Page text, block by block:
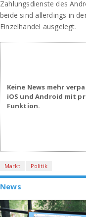
Zahlungsdienste des
beide sind allerdings in
Einzelhandel ausgelegt.
Keine News mehr
iOS und Android mit
Funktion.
Markt Politik
News